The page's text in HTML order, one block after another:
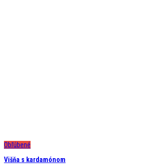
Obľúbené
Višňa s kardamónom